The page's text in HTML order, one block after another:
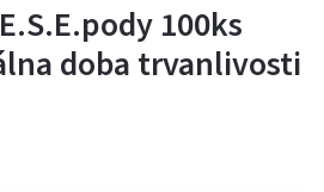
100ks
doba trvanlivosti